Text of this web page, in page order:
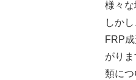
様々な
しか
FRP
がり
類に